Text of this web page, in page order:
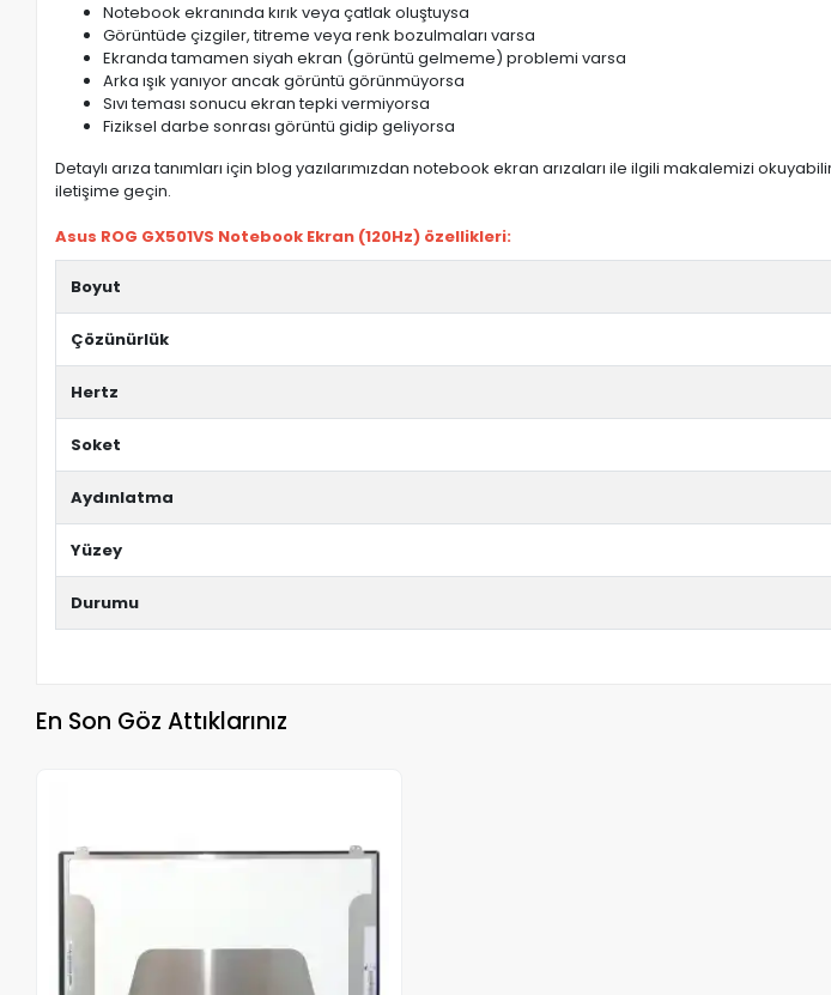
Notebook ekranında kırık veya çatlak oluştuysa
Görüntüde çizgiler, titreme veya renk bozulmaları varsa
Ekranda tamamen siyah ekran (görüntü gelmeme) problemi varsa
Arka ışık yanıyor ancak görüntü görünmüyorsa
Sıvı teması sonucu ekran tepki vermiyorsa
Fiziksel darbe sonrası görüntü gidip geliyorsa
Detaylı arıza tanımları için blog yazılarımızdan notebook ekran arızaları ile ilgili makalemizi
iletişime geçin.
Asus ROG GX501VS Notebook Ekran (120Hz) özellikleri:
Boyut
Çözünürlük
Hertz
Soket
Aydınlatma
Yüzey
Durumu
En Son Göz Attıklarınız